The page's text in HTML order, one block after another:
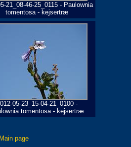
21_08-46-25_0115 - Paulownia
tomentosa - kejsertræ
05-23_15-04-21_0100 -
tomentosa - kejsertræ
page